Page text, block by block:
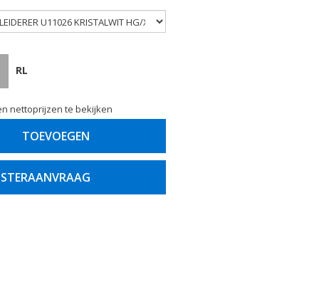
RL
nettoprijzen te bekijken
TOEVOEGEN